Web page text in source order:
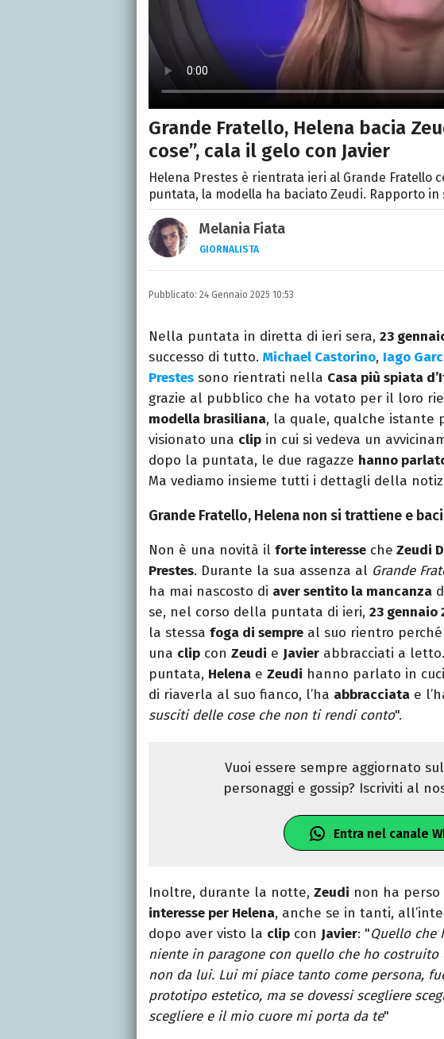
Grande Fratello, Helena bacia
cose”, cala il gelo con Javier
Helena Prestes è rientrata ieri al Grande Fratello
puntata, la modella ha baciato Zeudi. Rapporto in
Melania Fiata
GIORNALISTA
Laureata in Lettere, divoratrice di
e TV.
Pubblicato: 24 Gennaio 2025 10:53
Nella puntata in diretta di ieri sera, 23
successo di tutto. Michael Castorino, Iago
Prestes sono rientrati nella Casa più spiata
grazie al pubblico che ha votato per il loro
modella brasiliana, la quale, qualche istante
visionato una clip in cui si vedeva un
dopo la puntata, le due ragazze hanno
Ma vediamo insieme tutti i dettagli della
Grande Fratello, Helena non si trattiene e
Non è una novità il forte interesse che Zeudi
Prestes. Durante la sua assenza al Grande
ha mai nascosto di aver sentito la mancanza
se, nel corso della puntata di ieri, 23 gennaio
la stessa foga di sempre al suo rientro
una clip con Zeudi e Javier abbracciati a
puntata, Helena e Zeudi hanno parlato in
di riaverla al suo fianco, l’ha abbracciata e
susciti delle cose che non ti rendi conto".
Vuoi essere sempre aggiornato
personaggi e gossip? Iscriviti al
Entra nel canale
Inoltre, durante la notte, Zeudi non ha perso
interesse per Helena, anche se in tanti,
dopo aver visto la clip con Javier: "Quello che
niente in paragone con quello che ho
non da lui. Lui mi piace tanto come persona,
prototipo estetico, ma se dovessi scegliere
scegliere e il mio cuore mi porta da te"